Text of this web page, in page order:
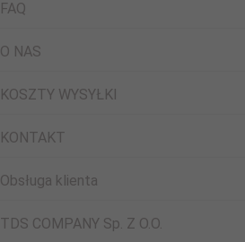
FAQ
O NAS
KOSZTY WYSYŁKI
KONTAKT
Obsługa klienta
TDS COMPANY Sp. Z O.O.